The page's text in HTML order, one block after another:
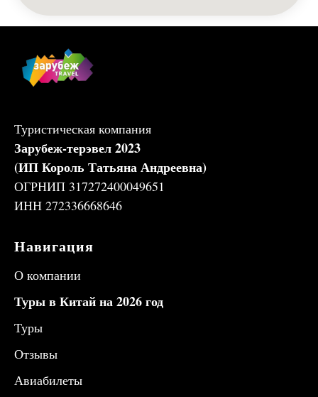
Туристическая компания
Зарубеж-терэвел 2023
(ИП Король Татьяна Андреевна)
ОГРНИП 317272400049651
ИНН 272336668646
Навигация
О компании
Туры в Китай на 2026 год
Туры
Отзывы
Авиабилеты